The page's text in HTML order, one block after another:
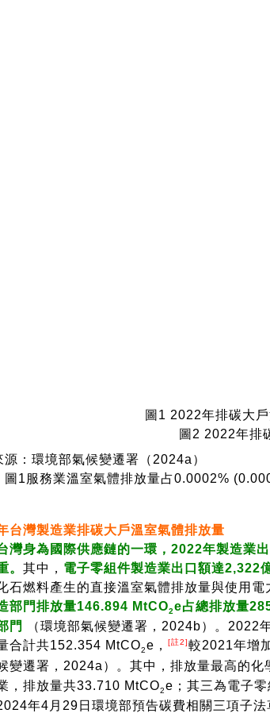
圖1 2022年排碳大
圖2 2022年排
源：環境部氣候變遷署（2024a）
圖1服務業溫室氣體排放量占0.0002%
台灣製造業排碳大戶溫室氣體排放量
灣身為國際供應鏈的一環，2022年製造業
。其中， 電子零組件製造業出口額達2,322
石燃料產生的直接溫室氣體排放量與使用
部門排放量146.894 MtCO2e占總排放量
門
（環境部氣候變遷署，2024b）。2022
合計共152.354 MtCO2 e，[註2]較2021年增
變遷署，2024a）。其中，排放量最高的
，排放量共33.710 MtCO2e；其三為電子
年4月29日環境部預告碳費相關三項子